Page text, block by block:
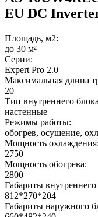
EU DC
Площадь, м2:
до 30 м²
Серии:
Expert Pro 2.0
Максимальная длина
20
Тип внутреннего
настенные
Режимы работы:
обогрев, осушение,
Мощность охлаждения:
2750
Мощность обогрева:
2800
Габариты
812*270*204
Габариты наружного